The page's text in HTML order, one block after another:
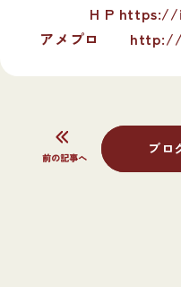
H P
アメプロ http://
ブロ